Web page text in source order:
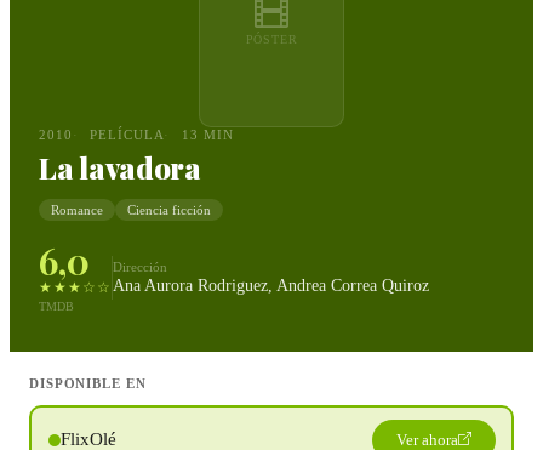
PÓSTER
2010 PELÍCULA 13 MIN
La lavadora
Romance Ciencia ficción
6,0
★★★☆☆
TMDB
Dirección
Ana Aurora Rodriguez, Andrea Correa Quiroz
DISPONIBLE EN
FlixOlé Ver ahora